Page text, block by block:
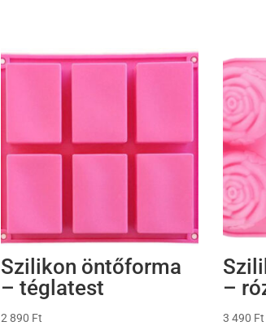
Szilikon öntőforma
– téglatest
2 890 Ft
–
3 490 Ft